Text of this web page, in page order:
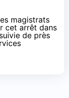
magistrats
cet arrêt dans
de près